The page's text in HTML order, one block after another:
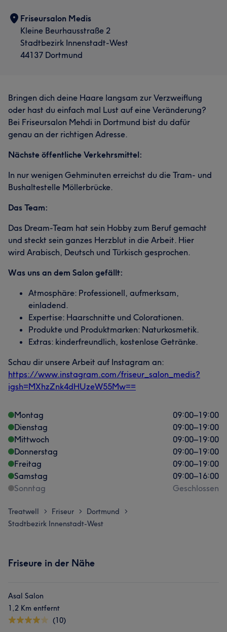
Friseursalon Medis
Kleine Beurhausstraße 2
Stadtbezirk Innenstadt-West
44137 Dortmund
Bringen dich deine Haare langsam zur Verzweiflung
oder hast du einfach mal Lust auf eine Veränderung?
Bei Friseursalon Mehdi in Dortmund bist du dafür
genau an der richtigen Adresse.
Nächste öffentliche Verkehrsmittel:
In nur wenigen Gehminuten erreichst du die Tram- und
Bushaltestelle Möllerbrücke.
Das Team:
Das Dream-Team hat sein Hobby zum Beruf gemacht
und steckt sein ganzes Herzblut in die Arbeit. Hier
wird Arabisch, Deutsch und Türkisch gesprochen.
Was uns an dem Salon gefällt:
Atmosphäre: Professionell, aufmerksam,
einladend.
Expertise: Haarschnitte und Colorationen.
Produkte und Produktmarken: Naturkosmetik.
Extras: kinderfreundlich, kostenlose Getränke.
Schau dir unsere Arbeit auf Instagram an:
https://www.instagram.com/friseur_salon_medis?
igsh=MXhzZnk4dHUzeW55Mw==
Montag 09:00–19:00
Dienstag
09:00–19:00
Mittwoch
09:00–19:00
Donnerstag
09:00–19:00
Freitag
09:00–19:00
Samstag
09:00–16:00
Sonntag
Geschlossen
Treatwell > Friseur > Dortmund >
Stadtbezirk Innenstadt-West
Friseure in der Nähe
Asal Salon
1,2 Km entfernt
(10)